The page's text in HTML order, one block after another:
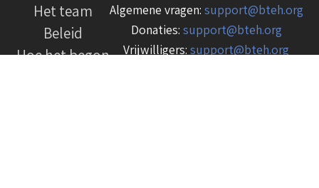
Het team
Beleid
Hoe het begon
Algemene vragen: support@bteh.org
Donaties: support@bteh.org
Vrijwilligers: support@bteh.org